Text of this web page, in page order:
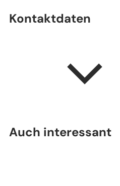
Kontaktdaten
Auch interessant